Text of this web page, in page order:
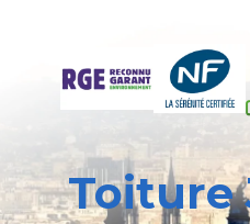
Toiture